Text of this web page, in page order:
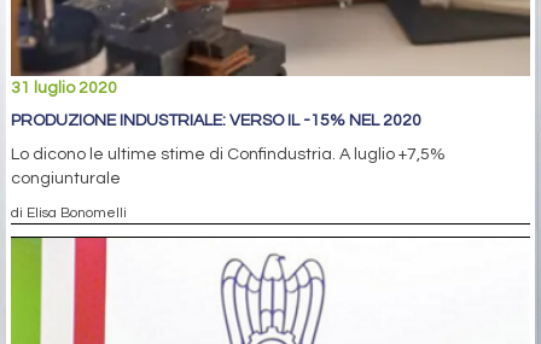
31 luglio 2020
PRODUZIONE INDUSTRIALE: VERSO IL -15% NEL 2020
Lo dicono le ultime stime di Confindustria. A luglio +7,5%
congiunturale
di Elisa Bonomelli